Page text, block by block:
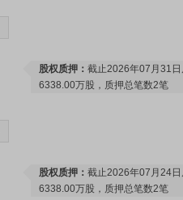
股权质押： 截止2026年07月31
6338.00万股，质押总笔数2笔
股权质押： 截止2026年07月24
6338.00万股，质押总笔数2笔